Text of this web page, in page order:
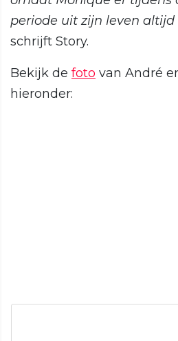
periode uit zijn leven altijd
schrijft Story.
Bekijk de foto van André
hieronder: